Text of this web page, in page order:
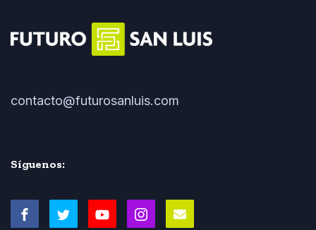
contacto@futurosanluis.com
Síguenos: